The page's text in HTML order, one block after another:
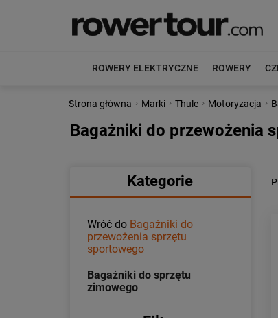
ROWERY ELEKTRYCZNE ROWERY
Strona główna › Marki › Thule › Motoryzacja ›
Bagażniki do przewożenia
Kategorie
Wróć do Bagażniki do
przewożenia sprzętu
sportowego
Bagażniki do sprzętu
zimowego